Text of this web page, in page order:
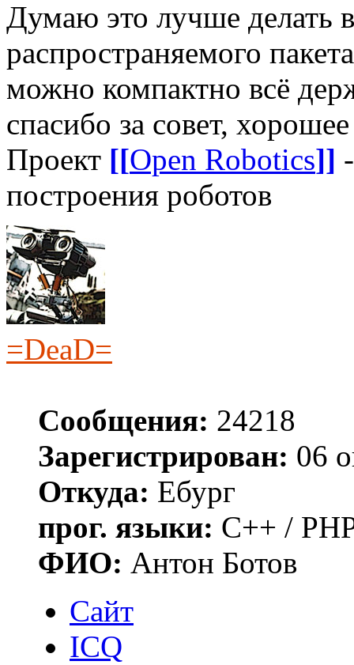
Думаю это лучше делать
распространяемого
можно компактно всё
спасибо за совет,
Проект [[Open Robotics]]
построения роботов
=DeaD=
Сообщения: 24218
Зарегистрирован: 06
Откуда: Ебург
прог. языки: C++ /
ФИО: Антон Ботов
Сайт
ICQ